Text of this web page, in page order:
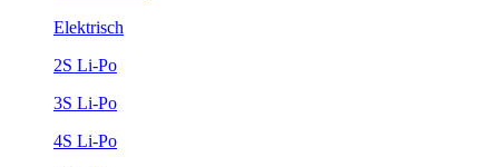
Elektrisch
2S Li-Po
3S Li-Po
4S Li-Po